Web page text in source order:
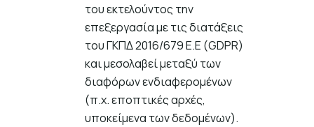
του εκτελούντος την
επεξεργασία με τις διατάξεις
του ΓΚΠΔ 2016/679 Ε.Ε (GDPR)
και μεσολαβεί μεταξύ των
διαφόρων ενδιαφερομένων
(π.χ. εποπτικές αρχές,
υποκείμενα των δεδομένων).